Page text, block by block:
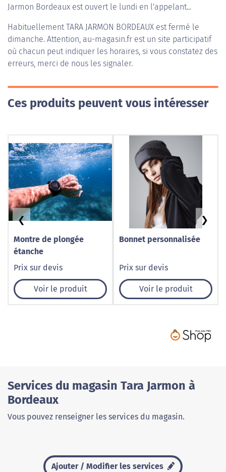
Jarmon Bordeaux est ouvert le lundi en l'appelant...
HabituellementTARA JARMON BORDEAUX est fermé le
dimanche. Attention, au-magasin.fr est un site participatif
où chacun peut indiquer les horaires, si vous constatez des
erreurs, merci de nous les signaler.
Ces produits peuvent vous intéresser
Montre de plongée
étanche
Prix sur devis
Voir le produit
Bonnet personnalisée
Prix sur devis
Voir le produit
❮ ❯
Services du magasin Tara Jarmon à
Bordeaux
Vous pouvez renseigner les services du magasin.
Ajouter / Modifier les services